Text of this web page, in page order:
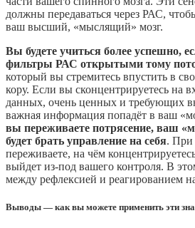
должны передаваться через РАС,
ваш высший, «мыслящий» мозг.
Вы будете учиться более успешно,
фильтры РАС открытыми тому
который вы стремитесь впустить в
кору. Если вы сконцентрируетесь на
данных, очень ценных и требующих
важная информация попадёт в ваш
вы переживаете потрясение, ваш
будет брать управление на себя. При
переживаете, на чём
выйдет из-под вашего контроля. В
между рефлексией и реагированием
Выводы — как вы можете применить эти